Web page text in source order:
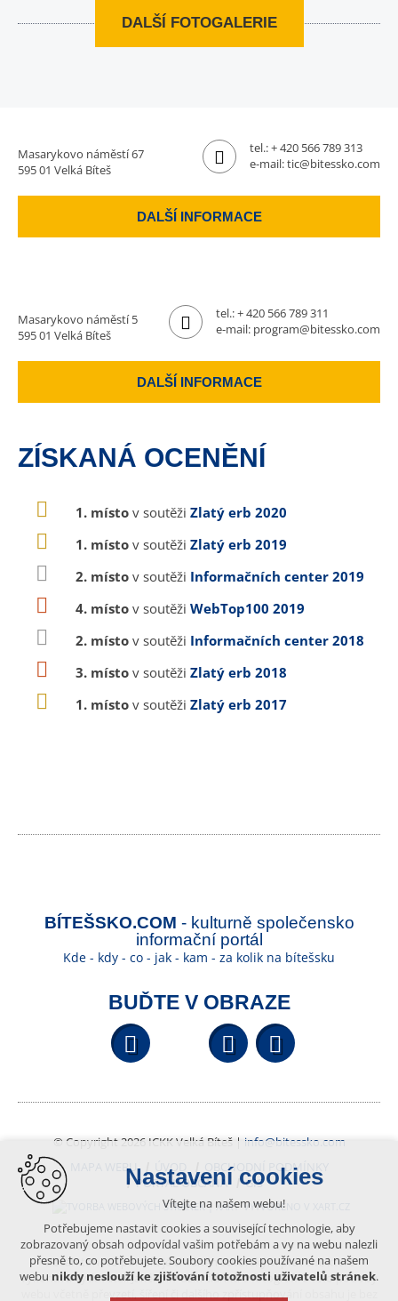
DALŠÍ FOTOGALERIE
Masarykovo náměstí 67
595 01 Velká Bíteš
tel.:+ 420 566 789 313
e-mail:tic@bitessko.com
DALŠÍ INFORMACE
Masarykovo náměstí 5
595 01 Velká Bíteš
tel.:+ 420 566 789 311
e-mail: program@bitessko.com
DALŠÍ INFORMACE
ZÍSKANÁ OCENĚNÍ
1. místo v soutěži Zlatý erb 2020
1. místo v soutěži Zlatý erb 2019
2. místo v soutěži Informačních center 2019
4. místo v soutěži WebTop100 2019
2. místo v soutěži Informačních center 2018
3. místo v soutěži Zlatý erb 2018
1. místo v soutěži Zlatý erb 2017
BÍTEŠSKO.COM - kulturně společensko
informační portál
Kde - kdy - co - jak - kam - za kolik na bítešsku
BUĎTE V OBRAZE
Facebook YouTube
© Copyright 2026 ICKK Velká Bíteš | info@bitessko.com
MAPA WEBU
ÚVOD
OBCHODNÍ PODMÍNKY
PORTÁL OBČANA
GIS
VYTVOŘENO V XART.CZ
Obsah tohoto portálu je chráněn autorským právem, které
vykonává vydavatel. Jakékoliv užití článků a fotografií z této podoby
Nastavení cookies
Vítejte na našem webu!
Potřebujeme nastavit cookies a související technologie, aby
zobrazovaný obsah odpovídal vašim potřebám a vy na webu nalezli
přesně to, co potřebujete. Soubory cookies používané na našem
webu nikdy neslouží ke zjišťování totožnosti uživatelů stránek.